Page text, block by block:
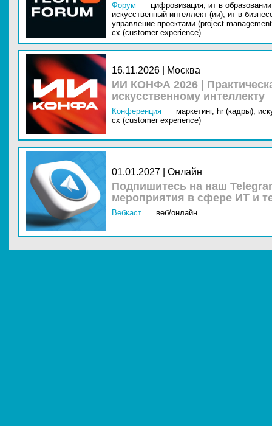
Форум цифровизация, ит в
искусственный интеллект (ии), ит в
управление проектами (project
cx (customer experience)
16.11.2026 | Москва
ИИ КОНФА 2026 |
искусственному интеллекту
Конференция маркетинг, hr (кадры),
cx (customer experience)
01.01.2027 | Онлайн
Подпишитесь на наш
мероприятия в сфере ИТ и
Вебкаст веб/онлайн